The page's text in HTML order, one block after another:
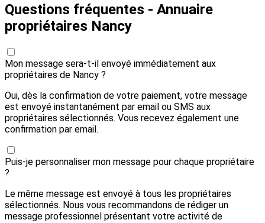
Questions fréquentes - Annuaire
propriétaires Nancy
Mon message sera-t-il envoyé immédiatement aux
propriétaires de Nancy ?
Oui, dès la confirmation de votre paiement, votre message
est envoyé instantanément par email ou SMS aux
propriétaires sélectionnés. Vous recevez également une
confirmation par email.
Puis-je personnaliser mon message pour chaque propriétaire
?
Le même message est envoyé à tous les propriétaires
sélectionnés. Nous vous recommandons de rédiger un
message professionnel présentant votre activité de